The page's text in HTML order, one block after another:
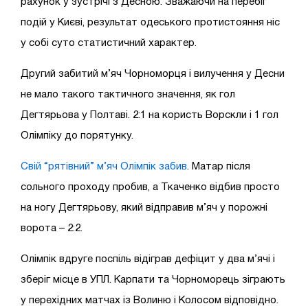
подій у Києві, результат одеського протистояння ніс
у собі суто статистичний характер.
Другий забитий м’яч Чорноморця і вилучення у Десни
не мало такого тактичного значення, як гол
Дегтярьова у Полтаві. 2:1 на користь Ворскли і 1 гол
Олімпіку до порятунку.
Свій “рятівний” м’яч Олімпік забив . Матар після
сольного проходу пробив, а Ткаченко відбив просто
на ногу Дегтярьову, який відправив м’яч у порожні
ворота – 2:2.
Олімпік вдруге поспіль відіграв дефіцит у два м’ячі і
зберіг місце в УПЛ. Карпати та Чорноморець зіграють
у перехідних матчах із Волиню і Колосом відповідно.